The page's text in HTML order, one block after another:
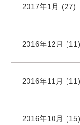
2017年1月 (27)
2016年12月 (11)
2016年11月 (11)
2016年10月 (15)